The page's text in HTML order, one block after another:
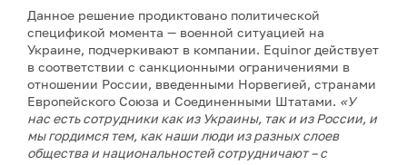
Данное решение продиктовано политической
спецификой момента — военной ситуацией на
Украине, подчеркивают в компании. Equinor действует
в соответствии с санкционными ограничениями в
отношении России, введенными Норвегией, странами
Европейского Союза и Соединенными Штатами. «У
нас есть сотрудники как из Украины, так и из России, и
мы гордимся тем, как наши люди из разных слоев
общества и национальностей сотрудничают – с